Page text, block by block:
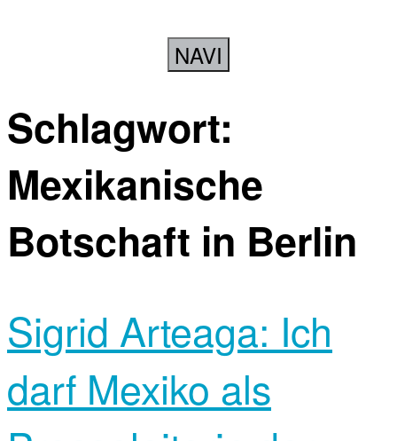
NAVI
Schlagwort:
Mexikanische
Botschaft in Berlin
Sigrid Arteaga: Ich
darf Mexiko als